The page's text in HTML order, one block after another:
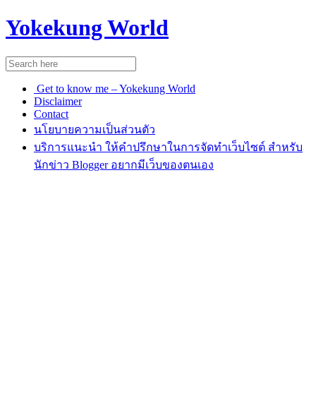
Yokekung World
Get to know me – Yokekung World
Disclaimer
Contact
นโยบายความเป็นส่วนตัว
บริการแนะนำ ให้คำปรึกษาในการจัดทำเว็บไซต์ สำหรับ
นักข่าว Blogger อยากมีเว็บของตนเอง